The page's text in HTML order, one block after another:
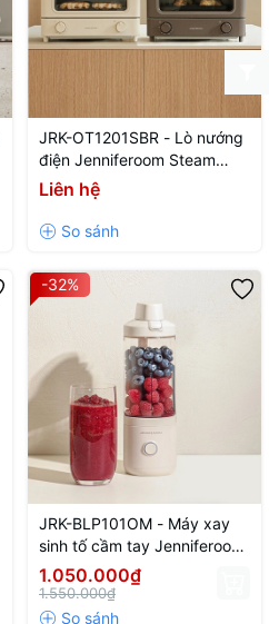
JRK-OT1201SBR - Lò nướng
điện Jenniferoom Steam
oven toaster 220 V~, 50 Hz,
1000 W, 12 L - Màu nâu
Liên hệ
-32%
JRK-BLP101OM - Máy xay
sinh tố cầm tay Jenniferoom
Portable blender DC 7.4 V,
75 W, 2000 mAh x 2, 470 ml
- Màu be
1.050.000₫
1.550.000₫